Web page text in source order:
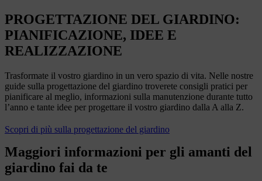
PROGETTAZIONE DEL GIARDINO:
PIANIFICAZIONE, IDEE E
REALIZZAZIONE
Trasformate il vostro giardino in un vero spazio di vita. Nelle nostre
guide sulla progettazione del giardino troverete consigli pratici per
pianificare al meglio, informazioni sulla manutenzione durante tutto
l’anno e tante idee per progettare il vostro giardino dalla A alla Z.
Scopri di più sulla progettazione del giardino
Maggiori informazioni per gli amanti del
giardino fai da te